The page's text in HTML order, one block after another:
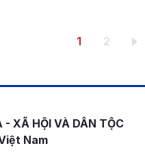
Trang hiện
1 Trang
2
- XÃ HỘI VÀ DÂN TỘC
Nam